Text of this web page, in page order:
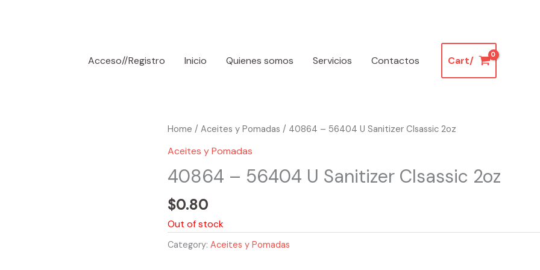
Acceso//Registro
Inicio Quienes somos Servicios Contactos Cart/
Home / Aceites y Pomadas / 40864 – 56404 U Sanitizer Clsassic 2oz
Aceites y Pomadas
40864 – 56404 U Sanitizer Clsassic 2oz
$0.80
Out of stock
Category: Aceites y Pomadas